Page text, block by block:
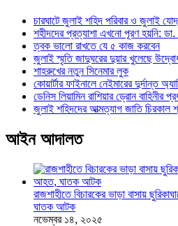
চারঘাটে জুলাই শহিদ পরিবার ও জুলাই
শহীদদের প্রত্যাশা এখনো পূরণ হয়নি:
ত্বক ভালো রাখতে যে ৫ কাজ করবেন
জুলাই স্মৃতি জাদুঘরের দুয়ার খুলেছে
শাহরুখের নতুন সিনেমার লুক
কোয়ার্টার ফাইনালে নেইমারের দুর্দান্ত
ডেনিস লিয়ামিন রাশিয়ার ড্রোন বাহিনীর
জুলাই শহিদদের আত্মত্যাগ জাতি চিরকাল
আইন আদালত
রাজশাহীতে বিচারকের ভাড়া বাসায়
ঘাতক আটক
নভেম্বর ১৪, ২০২৫